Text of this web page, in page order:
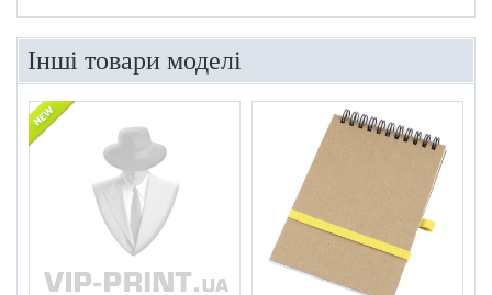
Інші товари моделі